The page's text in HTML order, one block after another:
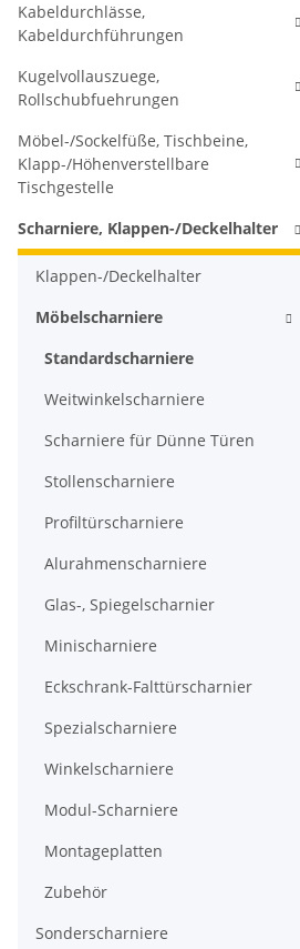
Kabeldurchlässe,
Kabeldurchführungen
Kugelvollauszuege,
Rollschubfuehrungen
Möbel-/Sockelfüße, Tischbeine,
Klapp-/Höhenverstellbare
Tischgestelle
Scharniere, Klappen-/Deckelhalter
Klappen-/Deckelhalter
Möbelscharniere
Standardscharniere
Weitwinkelscharniere
Scharniere für Dünne Türen
Stollenscharniere
Profiltürscharniere
Alurahmenscharniere
Glas-, Spiegelscharnier
Minischarniere
Eckschrank-Falttürscharnier
Spezialscharniere
Winkelscharniere
Modul-Scharniere
Montageplatten
Zubehör
Sonderscharniere